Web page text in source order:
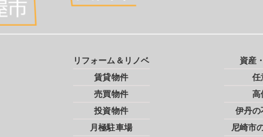
リフォーム＆リノベ
賃貸物件
売買物件
投資物件
月極駐車場
資産
任
高
伊丹
尼崎市